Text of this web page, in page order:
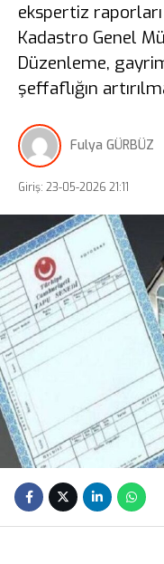
ekspertiz
Kadastro Genel
Düzenleme,
şeffaflığın
Fulya GÜRBÜZ
Giriş: 23-05-2026 21:11